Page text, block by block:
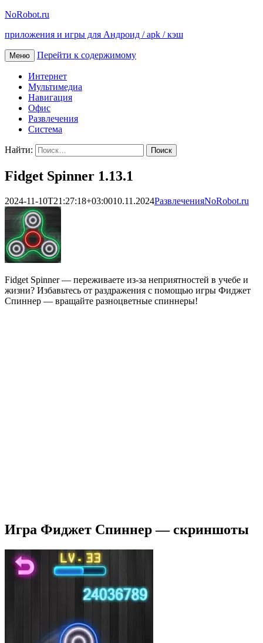
NoRobot.ru
приложения и игры для Андроид / apk / кэш
Меню Перейти к содержимому
Интернет
Мультимедиа
Навигация
Офис
Развлечения
Система
Найти:
Fidget Spinner 1.13.1
2024-11-10T21:27:18+03:0010.11.2024РазвлеченияNoRobot.ru
Fidget Spinner — переживаете из-за неприятностей в учебе и
жизни? Избавьтесь от раздражения с помощью игры Фиджет
Спиннер — вращайте разноцветные спиннеры!
Игра Фиджет Спиннер — скриншоты